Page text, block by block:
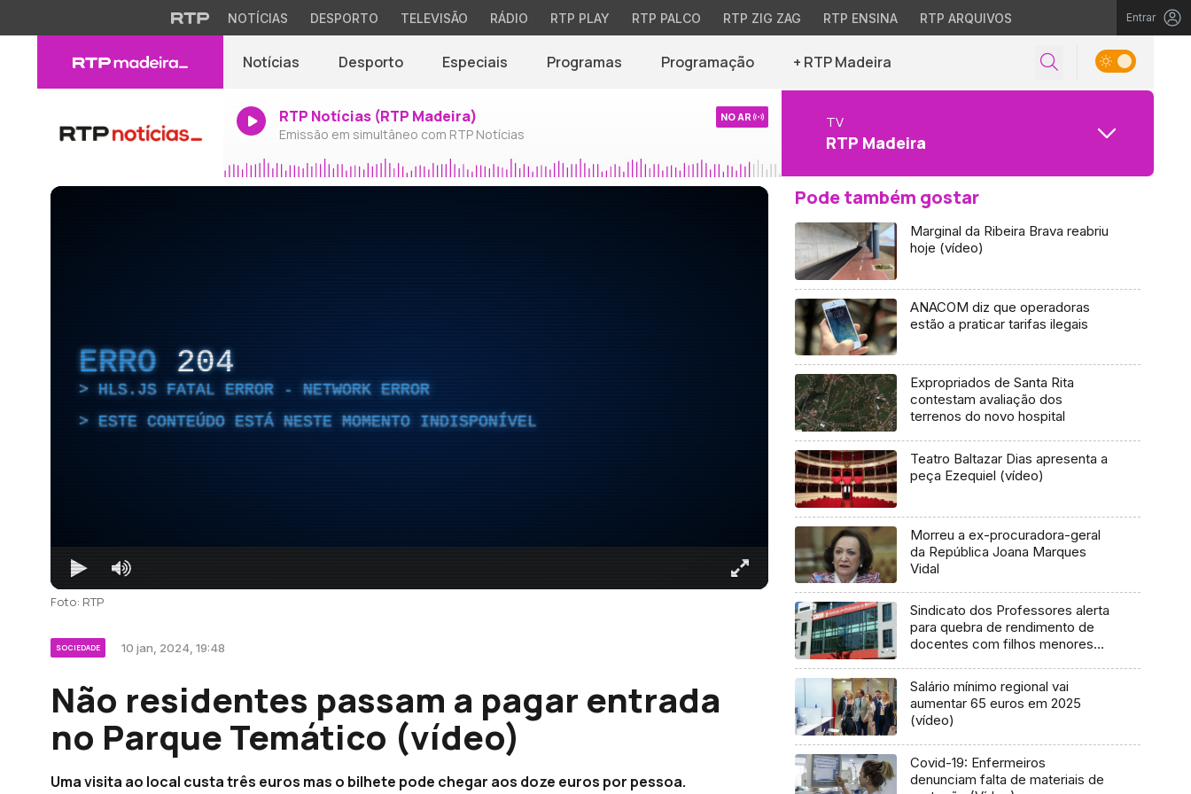
NOTÍCIAS DESPORTO TELEVISÃO RÁDIO RTP PLAY RTP PALCO RTP ZIG ZAG RTP ENSINA RTP ARQUIVOS Entrar
Notícias Desporto Especiais Programas Programação + RTP Madeira
RTP Notícias (RTP Madeira)
Emissão em simultâneo com RTP Notícias
NO AR TV
RTP Madeira
ERRO 204
HLS.JS FATAL ERROR - NETWORK ERROR
ESTE CONTEÚDO ESTÁ NESTE MOMENTO INDISPONÍVEL
Foto: RTP
SOCIEDADE 10 jan, 2024, 19:48
Não residentes passam a pagar entrada
no Parque Temático (vídeo)
Uma visita ao local custa três euros mas o bilhete pode chegar aos doze euros por pessoa.
Pode também gostar
Marginal da Ribeira Brava reabriu
hoje (vídeo)
ANACOM diz que operadoras
estão a praticar tarifas ilegais
Expropriados de Santa Rita
contestam avaliação dos
terrenos do novo hospital
Teatro Baltazar Dias apresenta a
peça Ezequiel (vídeo)
Morreu a ex-procuradora-geral
da República Joana Marques
Vidal
Sindicato dos Professores alerta
para quebra de rendimento de
docentes com filhos menores
Salário mínimo regional vai
aumentar 65 euros em 2025
(vídeo)
Covid-19: Enfermeiros
denunciam falta de materiais de